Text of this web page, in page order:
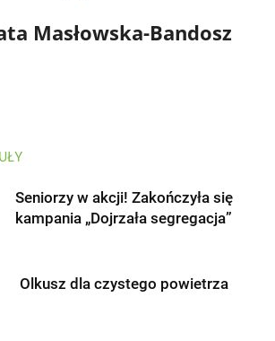
Masłowska-Bandosz
Seniorzy w akcji! Zakończyła się
kampania „Dojrzała segregacja”
Olkusz dla czystego powietrza